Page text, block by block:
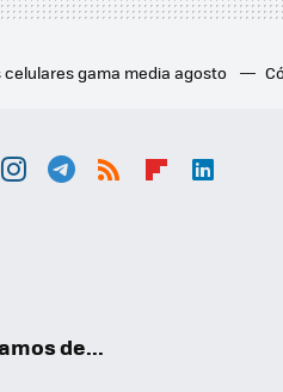
celulares gama media agosto
de...